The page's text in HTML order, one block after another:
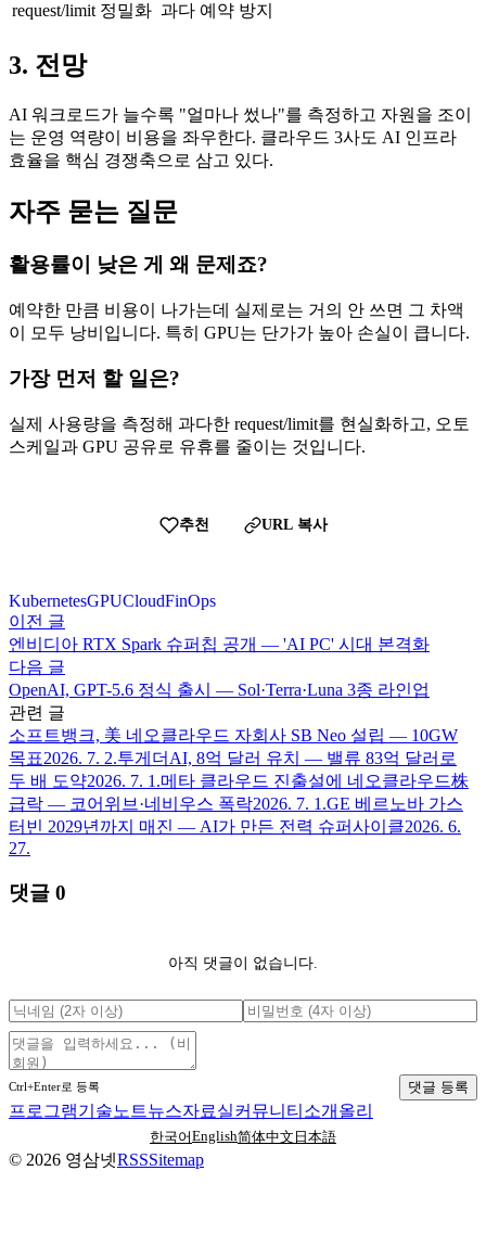
request/limit 정밀화 과다 예약 방지
3. 전망
AI 워크로드가 늘수록 "얼마나 썼나"를 측정하고 자원을 조이
는 운영 역량이 비용을 좌우한다. 클라우드 3사도 AI 인프라
효율을 핵심 경쟁축으로 삼고 있다.
자주 묻는 질문
활용률이 낮은 게 왜 문제죠?
예약한 만큼 비용이 나가는데 실제로는 거의 안 쓰면 그 차액
이 모두 낭비입니다. 특히 GPU는 단가가 높아 손실이 큽니다.
가장 먼저 할 일은?
실제 사용량을 측정해 과다한 request/limit를 현실화하고, 오토
스케일과 GPU 공유로 유휴를 줄이는 것입니다.
추천 URL 복사
KubernetesGPUCloudFinOps
이전 글
엔비디아 RTX Spark 슈퍼칩 공개 — 'AI PC' 시대 본격화
다음 글
OpenAI, GPT-5.6 정식 출시 — Sol·Terra·Luna 3종 라인업
관련 글
소프트뱅크, 美 네오클라우드 자회사 SB Neo 설립 — 10GW
목표2026. 7. 2.투게더AI, 8억 달러 유치 — 밸류 83억 달러로
두 배 도약2026. 7. 1.메타 클라우드 진출설에 네오클라우드株
급락 — 코어위브·네비우스 폭락2026. 7. 1.GE 베르노바 가스
터빈 2029년까지 매진 — AI가 만든 전력 슈퍼사이클2026. 6.
27.
댓글 0
아직 댓글이 없습니다.
Ctrl+Enter로 등록 댓글 등록
프로그램기술노트뉴스자료실커뮤니티 소개 올리
한국어English简体中文 日本語
© 2026 영삼넷RSSSitemap